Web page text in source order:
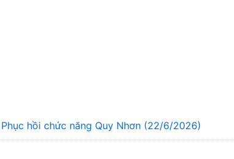
hồi chức năng Quy Nhơn (22/6/2026)